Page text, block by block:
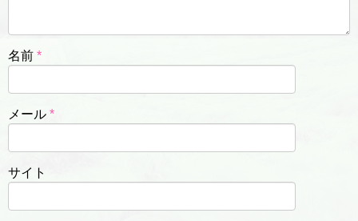
名前 *
メール *
サイト